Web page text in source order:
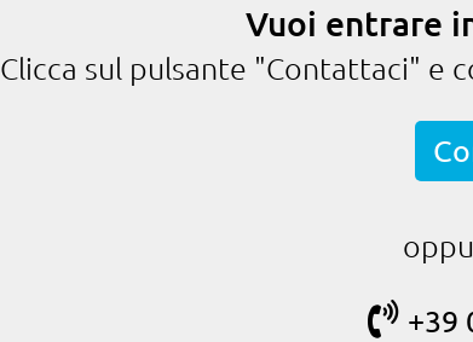
Vuoi entrare
Clicca sul pulsante "Contattaci" e
+39